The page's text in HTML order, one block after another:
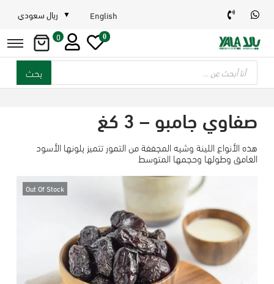
English ريال سعودي
0
0
بحث
صفاوي جامبو – 3 كغ
هذه الأنواع اللينة وشبه المجففة من التمور تتميز بلونها الأسود
الغامق وطولها وحجمها المتوسط
Out Of Stock